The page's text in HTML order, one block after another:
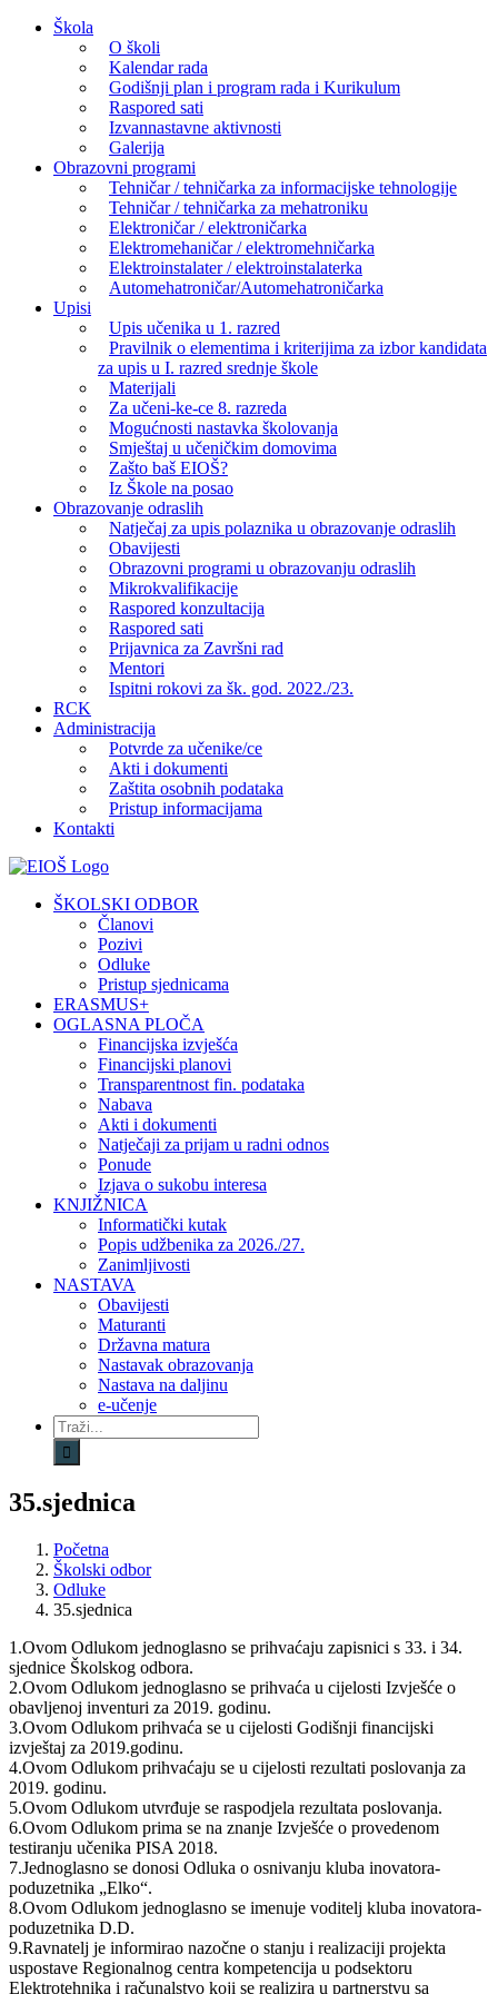
Skip
Škola
O školi
Kalendar rada
Godišnji plan i program rada i Kurikulum
Raspored sati
Izvannastavne aktivnosti
Galerija
Obrazovni programi
Tehničar / tehničarka za informacijske tehnologije
Tehničar / tehničarka za mehatroniku
Elektroničar / elektroničarka
Elektromehaničar / elektromehničarka
Elektroinstalater / elektroinstalaterka
Automehatroničar/Automehatroničarka
Upisi
Upis učenika u 1. razred
Pravilnik o elementima i kriterijima za izbor kandidata
za upis u I. razred srednje škole
Materijali
Za učeni-ke-ce 8. razreda
Mogućnosti nastavka školovanja
Smještaj u učeničkim domovima
Zašto baš EIOŠ?
Iz Škole na posao
Obrazovanje odraslih
Natječaj za upis polaznika u obrazovanje odraslih
Obavijesti
Obrazovni programi u obrazovanju odraslih
Mikrokvalifikacije
Raspored konzultacija
Raspored sati
Prijavnica za Završni rad
Mentori
Ispitni rokovi za šk. god. 2022./23.
RCK
Administracija
Potvrde za učenike/ce
Akti i dokumenti
Zaštita osobnih podataka
Pristup informacijama
Kontakti
Facebook
YouTube
X
Pinterest
ŠKOLSKI ODBOR
Članovi
Pozivi
Odluke
Pristup sjednicama
ERASMUS+
OGLASNA PLOČA
Financijska izvješća
Financijski planovi
Transparentnost fin. podataka
Nabava
Akti i dokumenti
Natječaji za prijam u radni odnos
Ponude
Izjava o sukobu interesa
KNJIŽNICA
Informatički kutak
Popis udžbenika za 2026./27.
Zanimljivosti
NASTAVA
Obavijesti
Maturanti
Državna matura
Nastavak obrazovanja
Nastava na daljinu
e-učenje
Traži...
35.sjednica
Početna
Školski odbor
Odluke
35.sjednica
1.Ovom Odlukom jednoglasno se prihvaćaju zapisnici s 33. i 34.
sjednice Školskog odbora.
2.Ovom Odlukom jednoglasno se prihvaća u cijelosti Izvješće o
obavljenoj inventuri za 2019. godinu.
3.Ovom Odlukom prihvaća se u cijelosti Godišnji financijski
izvještaj za 2019.godinu.
4.Ovom Odlukom prihvaćaju se u cijelosti rezultati poslovanja za
2019. godinu.
5.Ovom Odlukom utvrđuje se raspodjela rezultata poslovanja.
6.Ovom Odlukom prima se na znanje Izvješće o provedenom
testiranju učenika PISA 2018.
7.Jednoglasno se donosi Odluka o osnivanju kluba inovatora-
poduzetnika „Elko“.
8.Ovom Odlukom jednoglasno se imenuje voditelj kluba inovatora-
poduzetnika D.D.
9.Ravnatelj je informirao nazočne o stanju i realizaciji projekta
uspostave Regionalnog centra kompetencija u podsektoru
Elektrotehnika i računalstvo koji se realizira u partnerstvu sa